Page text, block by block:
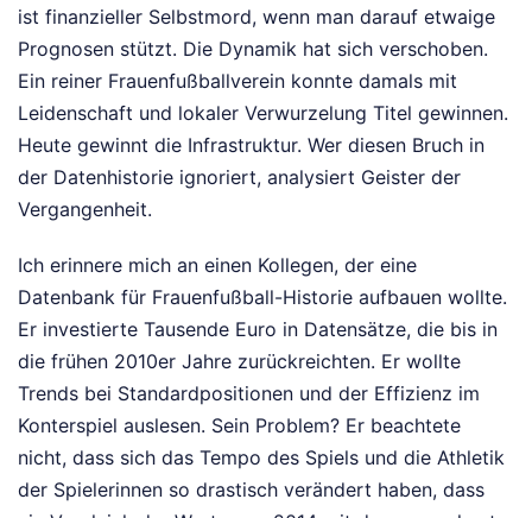
ist finanzieller Selbstmord, wenn man darauf etwaige
Prognosen stützt. Die Dynamik hat sich verschoben.
Ein reiner Frauenfußballverein konnte damals mit
Leidenschaft und lokaler Verwurzelung Titel gewinnen.
Heute gewinnt die Infrastruktur. Wer diesen Bruch in
der Datenhistorie ignoriert, analysiert Geister der
Vergangenheit.
Ich erinnere mich an einen Kollegen, der eine
Datenbank für Frauenfußball-Historie aufbauen wollte.
Er investierte Tausende Euro in Datensätze, die bis in
die frühen 2010er Jahre zurückreichten. Er wollte
Trends bei Standardpositionen und der Effizienz im
Konterspiel auslesen. Sein Problem? Er beachtete
nicht, dass sich das Tempo des Spiels und die Athletik
der Spielerinnen so drastisch verändert haben, dass